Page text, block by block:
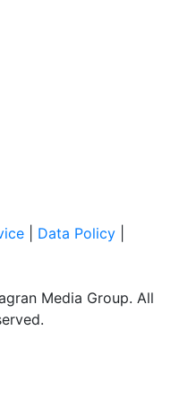
Data Policy
Media Group. All